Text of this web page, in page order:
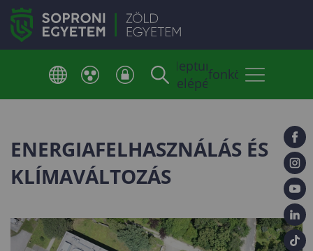
Neptun
belépés
Telefonkönyv
ENERGIAFELHASZNÁLÁS ÉS
KLÍMAVÁLTOZÁS